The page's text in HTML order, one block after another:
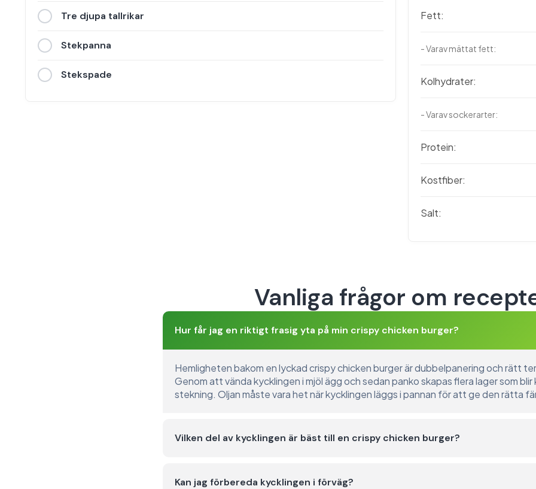
Tre djupa tallrikar
Stekpanna
Stekspade
Fett:
- Varav mättat fett:
Kolhydrater:
- Varav sockerarter:
Protein:
Kostfiber:
Salt:
Vanliga frågor om
Hur får jag en riktigt frasig yta på min crispy chicken burger?
Hemligheten bakom en lyckad crispy chicken burger är dubbelpanering och rätt
Genom att vända kycklingen i mjöl ägg och sedan panko skapas flera lager som blir
stekning. Oljan måste vara het när kycklingen läggs i pannan för att ge den rätta
Vilken del av kycklingen är bäst till en crispy chicken burger?
Kan jag förbereda kycklingen i förväg?